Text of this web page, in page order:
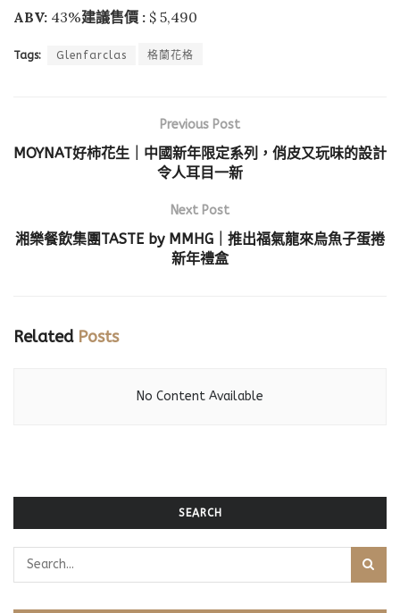
ABV: 43%建議售價 : $ 5,490
Tags: Glenfarclas 格蘭花格
Previous Post
MOYNAT好柿花生｜中國新年限定系列，俏皮又玩味的設計
令人耳目一新
Next Post
湘樂餐飲集團TASTE by MMHG｜推出福氣龍來烏魚子蛋捲
新年禮盒
RelatedPosts
No Content Available
SEARCH